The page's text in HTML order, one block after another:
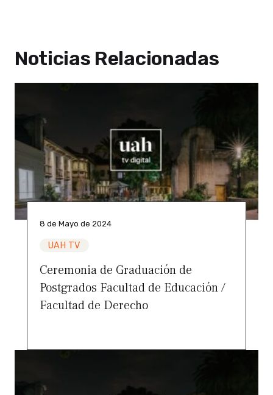
Noticias Relacionadas
8 de Mayo de 2024
UAH TV
Ceremonia de Graduación de
Postgrados Facultad de Educación /
Facultad de Derecho